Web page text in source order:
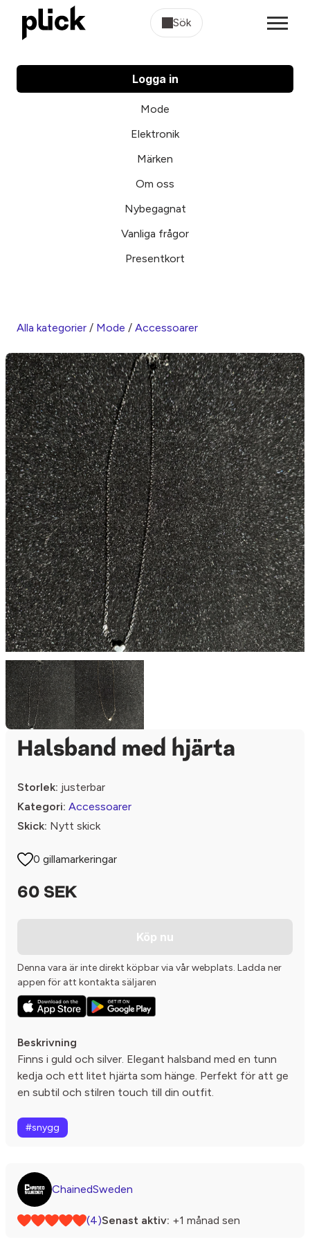
Sök
Logga in
Mode
Elektronik
Märken
Om oss
Nybegagnat
Vanliga frågor
Presentkort
Alla kategorier / Mode / Accessoarer
Halsband med hjärta
Storlek: justerbar
Kategori: Accessoarer
Skick: Nytt skick
0 gillamarkeringar
60 SEK
Köp nu
Denna vara är inte direkt köpbar via vår webplats. Ladda ner
appen för att kontakta säljaren
Beskrivning
Finns i guld och silver. Elegant halsband med en tunn
kedja och ett litet hjärta som hänge. Perfekt för att ge
en subtil och stilren touch till din outfit.
#snygg
ChainedSweden
(4)Senast aktiv: +1 månad sen